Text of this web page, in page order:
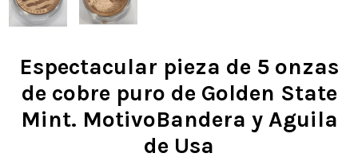
Espectacular pieza de 5 onzas
de cobre puro de Golden State
Mint. MotivoBandera y Aguila
de Usa